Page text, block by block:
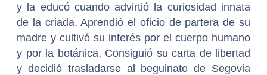
y la educó cuando advirtió la curiosidad innata
de la criada. Aprendió el oficio de partera de su
madre y cultivó su interés por el cuerpo humano
y por la botánica. Consiguió su carta de libertad
y decidió trasladarse al beguinato de Segovia